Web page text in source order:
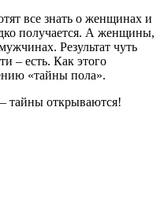
все знать о женщинах и
получается. А женщины,
Результат чуть
– есть. Как этого
«тайны пола».
тайны открываются!